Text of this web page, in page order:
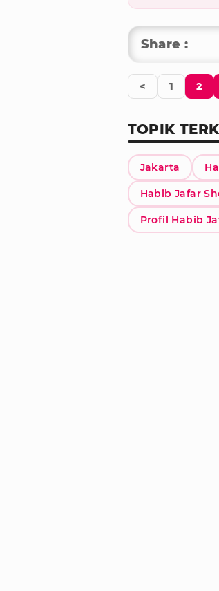
Share :
< 1 2
TOPIK
Jakarta
Habib Jafar
Profil Habib